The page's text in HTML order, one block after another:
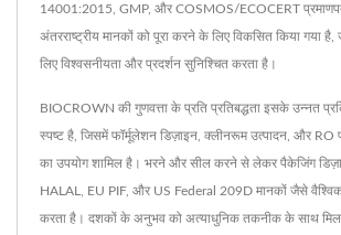
14001:2015, GMP, और COSMOS/ECOCERT
अंतरराष्ट्रीय मानकों को पूरा करने के लिए विकसित किया गया है,
लिए विश्वसनीयता और प्रदर्शन सुनिश्चित करता है।
BIOCROWN की गुणवत्ता के प्रति प्रतिबद्धता इसके उन्नत
स्पष्ट है, जिसमें फॉर्मूलेशन डिज़ाइन, क्लीनरूम उत्पादन, और RO
का उपयोग शामिल है। भरने और सील करने से लेकर पैकेजिंग
HALAL, EU PIF, और US Federal 209D मानकों जैसे वैश्विक
करता है। दशकों के अनुभव को अत्याधुनिक तकनीक के साथ